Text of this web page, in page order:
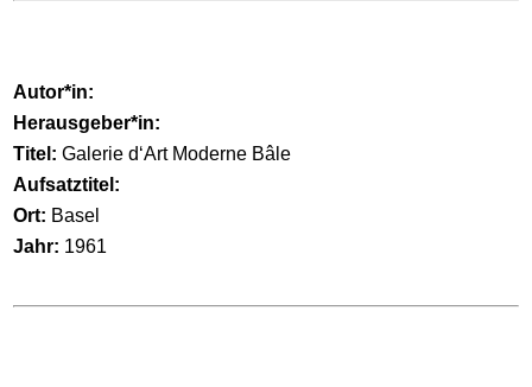
Autor*in:
Herausgeber*in:
Titel: Galerie d‘Art Moderne Bâle
Aufsatztitel:
Ort: Basel
Jahr: 1961